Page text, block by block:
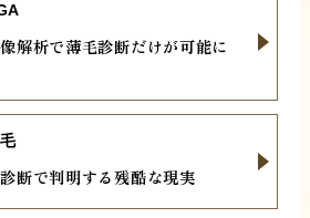
解析で薄毛診断だけが可能に
断で判明する残酷な現実